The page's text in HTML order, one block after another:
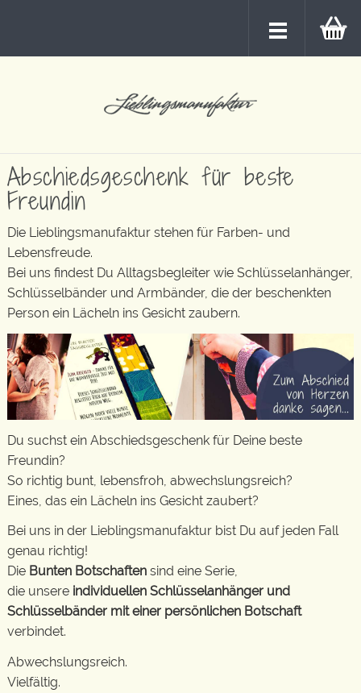
Abschiedsgeschenk für beste
Freundin
Die Lieblingsmanufaktur stehen für Farben- und
Lebensfreude.
Bei uns findest Du Alltagsbegleiter wie Schlüsselanhänger,
Schlüsselbänder und Armbänder, die der beschenkten
Person ein Lächeln ins Gesicht zaubern.
Du suchst ein Abschiedsgeschenk für Deine beste
Freundin?
So richtig bunt, lebensfroh, abwechslungsreich?
Eines, das ein Lächeln ins Gesicht zaubert?
Bei uns in der Lieblingsmanufaktur bist Du auf jeden Fall
genau richtig!
Die Bunten Botschaften sind eine Serie,
die unsere individuellen Schlüsselanhänger und
Schlüsselbänder mit einer persönlichen Botschaft
verbindet.
Abwechslungsreich.
Vielfältig.